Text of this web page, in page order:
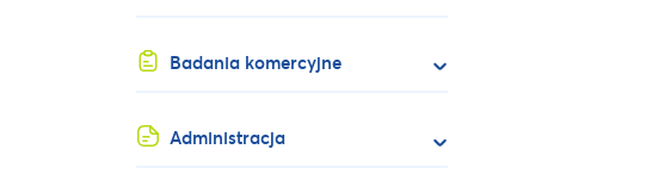
Badania komercyjne
Administracja